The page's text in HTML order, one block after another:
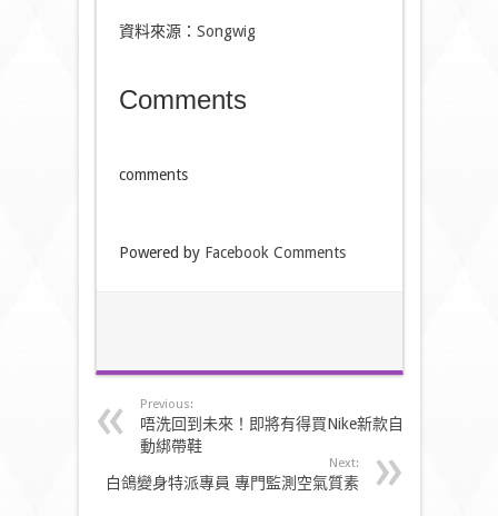
資料來源： Songwig
Comments
comments
Powered by Facebook Comments
Previous:
唔洗回到未來！即將有得買Nike新款自
動綁帶鞋
Next:
白鴿變身特派專員 專門監測空氣質素